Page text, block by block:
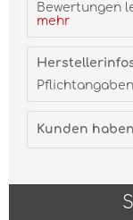
Bewertungen
mehr
Kunden